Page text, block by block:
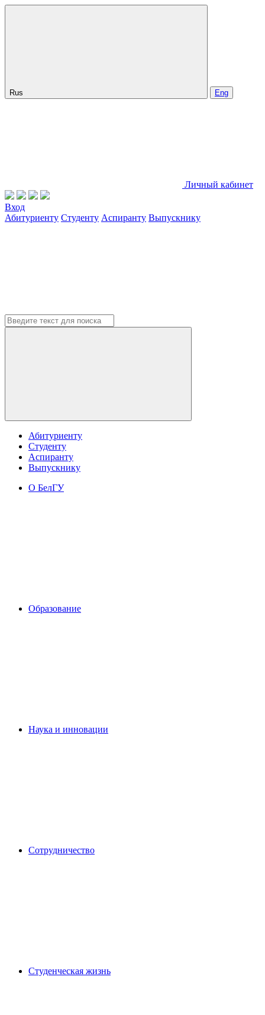
Rus Eng
Личный кабинет
Вход
Абитуриенту Студенту Аспиранту Выпускнику
Абитуриенту
Студенту
Аспиранту
Выпускнику
О БелГУ
Образование
Наука и инновации
Сотрудничество
Студенческая жизнь